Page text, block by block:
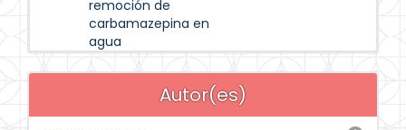
remoción de
carbamazepina en
agua
Autor(es)